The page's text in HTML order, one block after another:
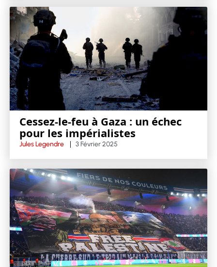
Cessez-le-feu à Gaza : un échec
pour les impérialistes
Jules Legendre 3 Février 2025